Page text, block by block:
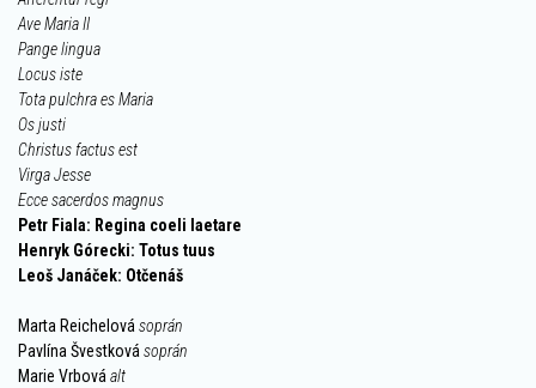
Ave Maria II
Pange lingua
Locus iste
Tota pulchra es Maria
Os justi
Christus factus est
Virga Jesse
Ecce sacerdos magnus
Petr Fiala: Regina coeli laetare
Henryk Górecki: Totus tuus
Leoš Janáček: Otčenáš
Marta Reichelovásoprán
Pavlína Švestkovásoprán
Marie Vrbováalt